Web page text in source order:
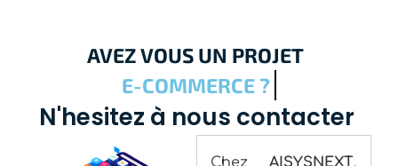
E-COMMER CE?
N'hesitezànouscontacter
ChezAISYSNEXT
nous sommes prêts